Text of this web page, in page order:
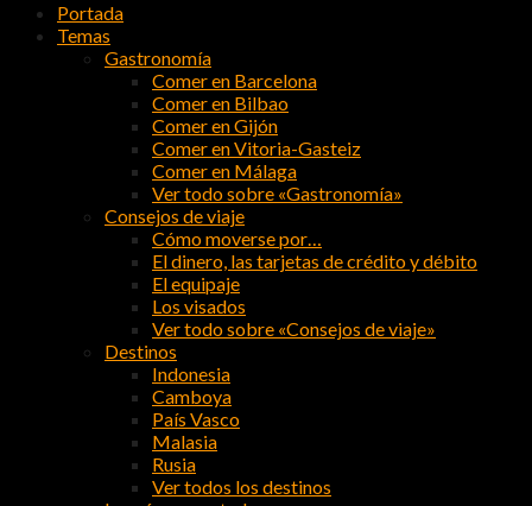
Portada
Temas
Gastronomía
Comer en Barcelona
Comer en Bilbao
Comer en Gijón
Comer en Vitoria-Gasteiz
Comer en Málaga
Ver todo sobre «Gastronomía»
Consejos de viaje
Cómo moverse por…
El dinero, las tarjetas de crédito y débito
El equipaje
Los visados
Ver todo sobre «Consejos de viaje»
Destinos
Indonesia
Camboya
País Vasco
Malasia
Rusia
Ver todos los destinos